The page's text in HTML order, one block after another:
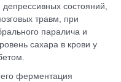
депрессивных состояний,
травм, при
паралича и
сахара в крови у
ферментация